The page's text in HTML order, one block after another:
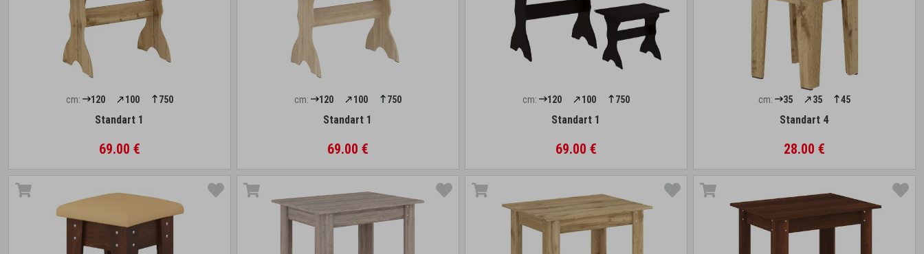
cm: 120 100 750
Standart 1
69.00 €
cm: 120 100 750
Standart 1
69.00 €
cm: 120 100 750
Standart 1
69.00 €
cm: 35 35 45
Standart 4
28.00 €